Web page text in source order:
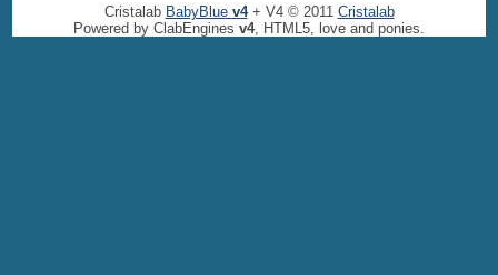
Cristalab BabyBlue v4+ V4 © 2011 Cristalab
Powered by ClabEngines v4, HTML5, love and ponies.